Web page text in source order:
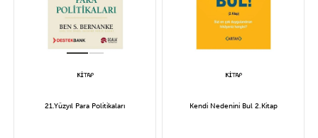
21.Yüzyıl Para Politikaları Kendi Nedenini Bul 2.Kitap